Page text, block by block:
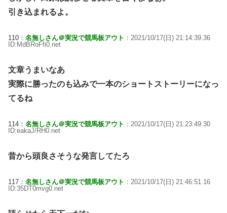
引き込まれるよ。
110： 名無しさん＠実況で競馬板アウト ：2021/10/17(日) 21:14:39.36
ID:MdBRoFfi0.net
文章うまいなあ
実際に勝ったのも込みで一本のショートストーリーになっ
てるね
114： 名無しさん＠実況で競馬板アウト ：2021/10/17(日) 21:23:49.30
ID:eakaJ/RH0.net
昔から頭良さそうな発言してたろ
117： 名無しさん＠実況で競馬板アウト ：2021/10/17(日) 21:46:51.16
ID:35DT0mvg0.net